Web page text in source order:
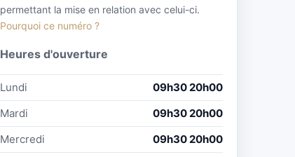
permettant la mise en relation avec celui-ci.
Pourquoi ce numéro ?
Heures d'ouverture
Lundi
09h30 20h00
Mardi
09h30 20h00
Mercredi
09h30 20h00